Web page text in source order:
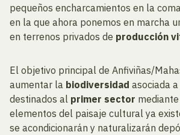
pequeños encharcamientos en la
en la que ahora ponemos en marcha
en terrenos privados de producción
El objetivo principal de Anfiviñas/
aumentar la biodiversidad asociada
destinados al primer sector
elementos del paisaje cultural ya
se acondicionarán y naturalizarán